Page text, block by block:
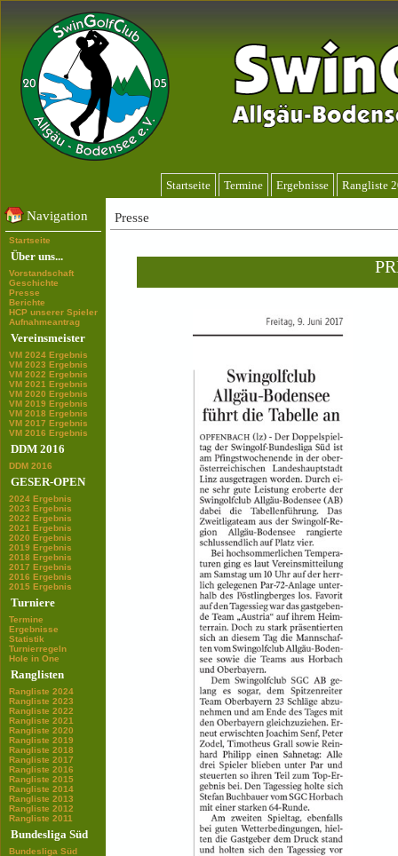
Startseite Termine Ergebnisse Rangliste
Navigation
Startseite
Über uns...
Vorstandschaft
Geschichte
Presse
Berichte
HCP unserer Spieler
Aufnahmeantrag
Vereinsmeister
VM 2024 Ergebnis
VM 2023 Ergebnis
VM 2022 Ergebnis
VM 2021 Ergebnis
VM 2020 Ergebnis
VM 2019 Ergebnis
VM 2018 Ergebnis
VM 2017 Ergebnis
VM 2016 Ergebnis
DDM 2016
DDM 2016
GESER-OPEN
2024 Ergebnis
2023 Ergebnis
2022 Ergebnis
2021 Ergebnis
2020 Ergebnis
2019 Ergebnis
2018 Ergebnis
2017 Ergebnis
2016 Ergebnis
2015 Ergebnis
Turniere
Termine
Ergebnisse
Statistik
Turnierregeln
Hole in One
Ranglisten
Rangliste 2024
Rangliste 2023
Rangliste 2022
Rangliste 2021
Rangliste 2020
Rangliste 2019
Rangliste 2018
Rangliste 2017
Rangliste 2016
Rangliste 2015
Rangliste 2014
Rangliste 2013
Rangliste 2012
Rangliste 2011
Bundesliga Süd
Bundesliga Süd
Presse